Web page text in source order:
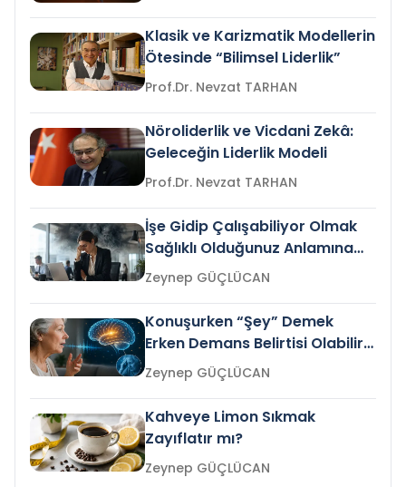
Klasik ve Karizmatik Modellerin
Ötesinde “Bilimsel Liderlik”
Prof.Dr. Nevzat TARHAN
Nöroliderlik ve Vicdani Zekâ:
Geleceğin Liderlik Modeli
Prof.Dr. Nevzat TARHAN
İşe Gidip Çalışabiliyor Olmak
Sağlıklı Olduğunuz Anlamına
Gelir mi?Zeynep GÜÇLÜCAN
Konuşurken “Şey” Demek
Erken Demans Belirtisi Olabilir
mi?
Zeynep GÜÇLÜCAN
Kahveye Limon Sıkmak
Zayıflatır mı?
Zeynep GÜÇLÜCAN